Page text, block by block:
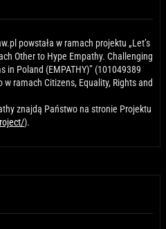
powstała w ramach projektu „Let’s
Other to Hype Empathy. Challenging
in Poland (EMPATHY)” (101049389
w ramach Citizens, Equality, Rights and
znajdą Państwo na stronie Projektu
).